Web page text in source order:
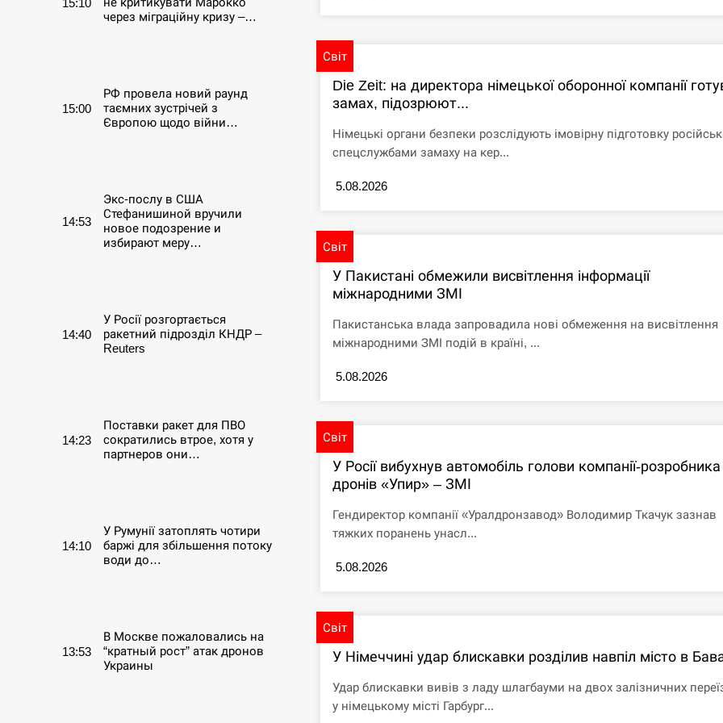
через міграційну кризу –…
15:00
РФ провела новий раунд
таємних зустрічей з
Європою щодо війни…
14:53
Экс-послу в США
Стефанишиной вручили
новое подозрение и
избирают меру…
14:40
У Росії розгортається
ракетний підрозділ КНДР –
Reuters
14:23
Поставки ракет для ПВО
сократились втрое, хотя у
партнеров они…
14:10
У Румунії затоплять чотири
баржі для збільшення потоку
води до…
13:53
В Москве пожаловались на
“кратный рост” атак дронов
Украины
Світ
Die Zeit: на директора німецької оборонної компанії
замах, підозрюют...
Німецькі органи безпеки розслідують імовірну підготовку
спецслужбами замаху на кер...
5.08.2026
Світ
У Пакистані обмежили висвітлення інформації
міжнародними ЗМІ
Пакистанська влада запровадила нові обмеження на висвітлення
міжнародними ЗМІ подій в країні, ...
5.08.2026
Світ
У Росії вибухнув автомобіль голови компанії-розробника
дронів «Упир» – ЗМІ
Гендиректор компанії «Уралдронзавод» Володимир Ткачук зазнав
тяжких поранень унасл...
5.08.2026
Світ
У Німеччині удар блискавки розділив навпіл місто в
Удар блискавки вивів з ладу шлагбауми на двох залізничних
у німецькому місті Гарбург...